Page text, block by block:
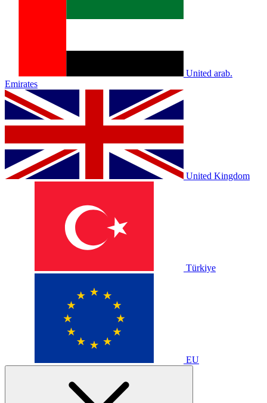
United arab.
Emirates
United Kingdom
Türkiye
EU